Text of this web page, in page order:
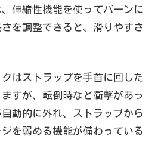
伸縮性機能を使ってバーンに
を調整できると、滑りやすさ
はストラップを手首に回した
すが、転倒時など衝撃があっ
動的に外れ、ストラップから
を弱める機能が備わっている